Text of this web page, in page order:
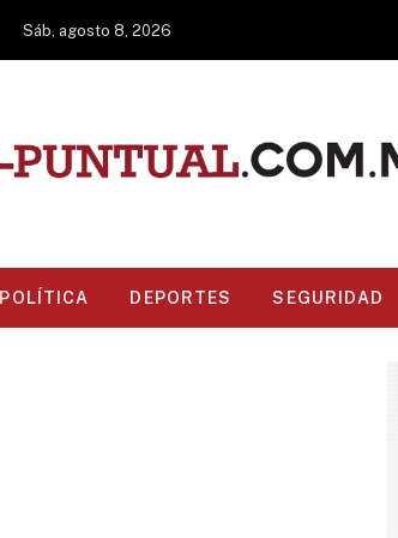
Sáb, agosto 8, 2026
POLÍTICA DEPORTES SEGURIDAD